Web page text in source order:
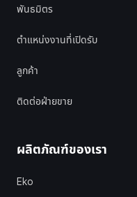
พันธมิตร
ตำแหน่งงานที่เปิดรับ
ลูกค้า
ติดต่อฝ่ายขาย
ผลิตภัณฑ์ของเรา
Eko